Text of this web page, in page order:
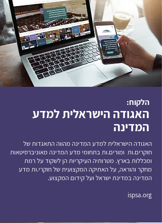
הלקוח:
האגודה הישראלית למדע
המדינה
האגודה הישראלית למדע המדינה מהווה התאגדות של
חוקרים.ות ומורים.ות בתחומי מדע המדינה מאוניברסיטאות
ומכללות בארץ. מטרותיה העיקריות הן לשקוד על רמת
מחקר והוראה, על האתיקה המקצועית של חוקרי.ות מדע
המדינה במדינת ישראל ועל קידום המקצוע.
ispsa.org